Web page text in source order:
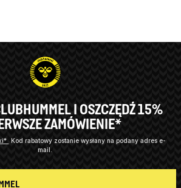
I OSZCZĘDŹ 15%
ZAMÓWIENIE*
Kod rabatowy zostanie wysłany na podany adres e-
mail.